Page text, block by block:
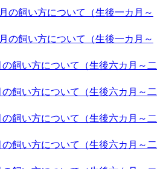
避妊手術をしないと発情期に血が
ることがあります。 いずれの場
方次第なので、もしフィーリング
た場合には性別はそれほど重要
が小さいため、室内で遊び回るだ
す。高齢者など毎日散歩に連れて
な人にもおすすめです。しかし、
レス発散のためにも、週何回かは
てあげるのが良いでしょう。何か
の飼い方について（生後一カ月～
の飼い方について（生後一カ月～
飼い方について（生後六カ月～二
飼い方について（生後六カ月～二
飼い方について（生後六カ月～二
飼い方について（生後六カ月～二